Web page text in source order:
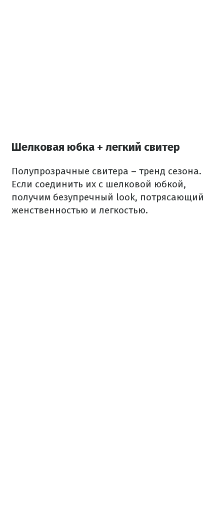
Шелковая юбка + легкий свитер
Полупрозрачные свитера – тренд сезона.
Если соединить их с шелковой юбкой,
получим безупречный look, потрясающий
женственностью и легкостью.